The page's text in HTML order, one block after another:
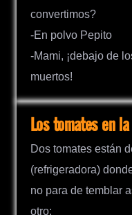
convertimos?
-En polvo Pepito
-Mami, ¡debajo de
muertos!
Los tomates en
Dos tomates están
(refrigeradora)
no para de temblar
otro: